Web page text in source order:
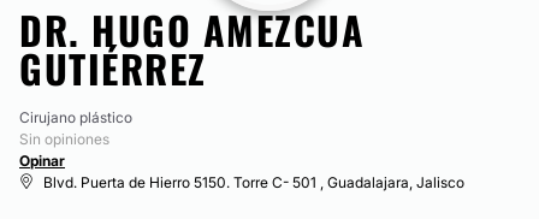
DR. HUGO AMEZCUA
GUTIÉRREZ
Cirujano plástico
Sin opiniones
Opinar
Blvd. Puerta de Hierro 5150. Torre C- 501 , Guadalajara, Jalisco